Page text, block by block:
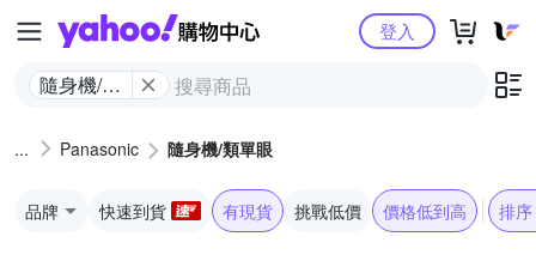
Yahoo購物中心
隨身機/類
登入
Panasonic 隨身機/類單眼
品牌 快速到貨 有現貨 挑戰低價 價格低到高 排序